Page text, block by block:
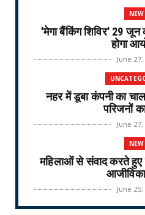
'मेगा बैंकिंग शिविर' 29 जून
होगा
June
नहर में डूबा कंपनी का
परिजनों
June
महिलाओं से संवाद करते हुए
June